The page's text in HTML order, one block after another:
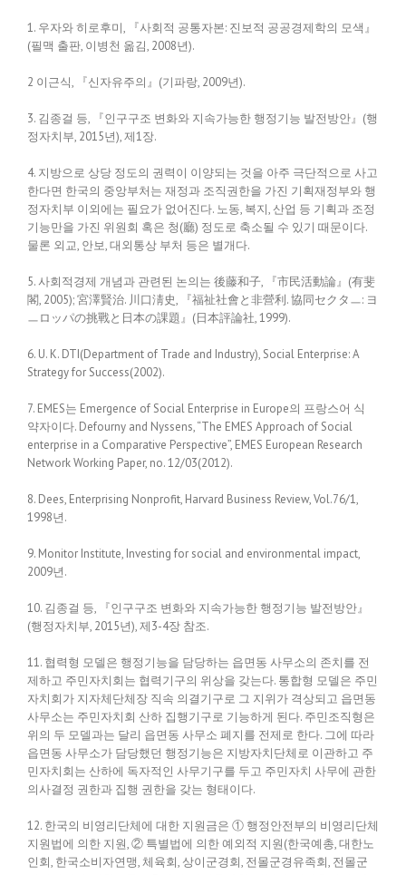
1. 우자와 히로후미, 『사회적 공통자본: 진보적 공공경제학의 모색』
(필맥 출판, 이병천 옮김, 2008년).
2 이근식, 『신자유주의』(기파랑, 2009년).
3. 김종걸 등, 『인구구조 변화와 지속가능한 행정기능 발전방안』(행
정자치부, 2015년), 제1장.
4. 지방으로 상당 정도의 권력이 이양되는 것을 아주 극단적으로 사고
한다면 한국의 중앙부처는 재정과 조직권한을 가진 기획재정부와 행
정자치부 이외에는 필요가 없어진다. 노동, 복지, 산업 등 기획과 조정
기능만을 가진 위원회 혹은 청(廳) 정도로 축소될 수 있기 때문이다.
물론 외교, 안보, 대외통상 부처 등은 별개다.
5. 사회적경제 개념과 관련된 논의는 後藤和子, 『市民活動論』(有斐
閣, 2005); 宮澤賢治. 川口淸史, 『福祉社會と非營利. 協同セクタㅡ: ヨ
ㅡロッパの挑戰と日本の課題』(日本評論社, 1999).
6. U. K. DTI(Department of Trade and Industry), Social Enterprise: A
Strategy for Success(2002).
7. EMES는 Emergence of Social Enterprise in Europe의 프랑스어 식
약자이다. Defourny and Nyssens, “The EMES Approach of Social
enterprise in a Comparative Perspective”, EMES European Research
Network Working Paper, no. 12/03(2012).
8. Dees, Enterprising Nonprofit, Harvard Business Review, Vol.76/1,
1998년.
9. Monitor Institute, Investing for social and environmental impact,
2009년.
10. 김종걸 등, 『인구구조 변화와 지속가능한 행정기능 발전방안』
(행정자치부, 2015년), 제3-4장 참조.
11. 협력형 모델은 행정기능을 담당하는 읍면동 사무소의 존치를 전
제하고 주민자치회는 협력기구의 위상을 갖는다. 통합형 모델은 주민
자치회가 지자체단체장 직속 의결기구로 그 지위가 격상되고 읍면동
사무소는 주민자치회 산하 집행기구로 기능하게 된다. 주민조직형은
위의 두 모델과는 달리 읍면동 사무소 폐지를 전제로 한다. 그에 따라
읍면동 사무소가 담당했던 행정기능은 지방자치단체로 이관하고 주
민자치회는 산하에 독자적인 사무기구를 두고 주민자치 사무에 관한
의사결정 권한과 집행 권한을 갖는 형태이다.
12. 한국의 비영리단체에 대한 지원금은 ① 행정안전부의 비영리단체
지원법에 의한 지원, ② 특별법에 의한 예외적 지원(한국예총, 대한노
인회, 한국소비자연맹, 체육회, 상이군경회, 전몰군경유족회, 전몰군